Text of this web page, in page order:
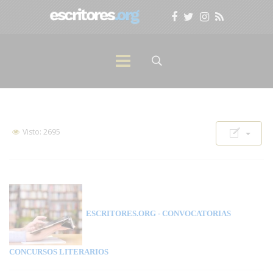
Visto: 2695
ESCRITORES.ORG - CONVOCATORIAS
CONCURSOS LITERARIOS